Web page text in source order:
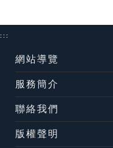
:::
網站導覽
服務簡介
聯絡我們
版權聲明